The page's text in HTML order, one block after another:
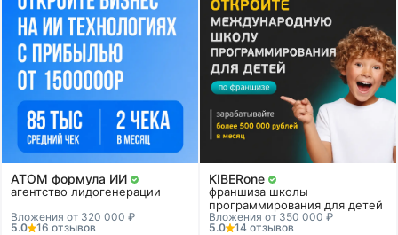
АТОМ формула ИИ
агентство лидогенерации
Вложения от 320 000 ₽
5.0
16 отзывов
KIBERone
франшиза школы
программирования для детей
Вложения от 350 000 ₽
5.0
14 отзывов